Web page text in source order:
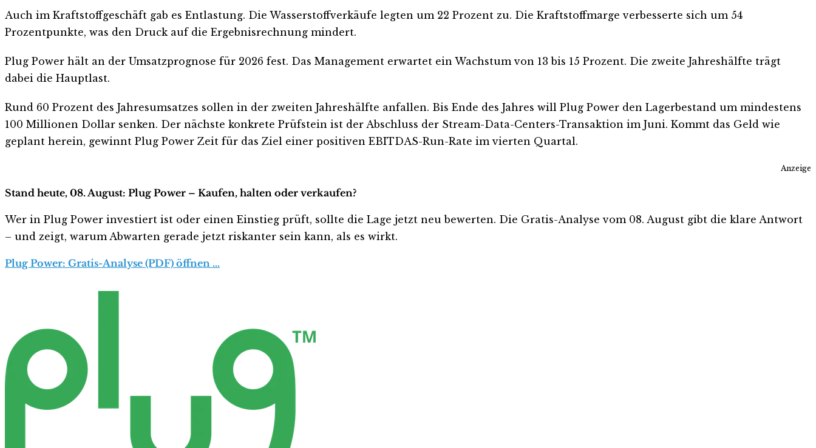
Auch im Kraftstoffgeschäft gab es Entlastung. Die Wasserstoffverkäufe legten um 22 Prozent zu. Die Kraftstoffmarge verbesserte sich um 54
Prozentpunkte, was den Druck auf die Ergebnisrechnung mindert.
Plug Power hält an der Umsatzprognose für 2026 fest. Das Management erwartet ein Wachstum von 13 bis 15 Prozent. Die zweite Jahreshälfte trägt
dabei die Hauptlast.
Rund 60 Prozent des Jahresumsatzes sollen in der zweiten Jahreshälfte anfallen. Bis Ende des Jahres will Plug Power den Lagerbestand um mindestens
100 Millionen Dollar senken. Der nächste konkrete Prüfstein ist der Abschluss der Stream-Data-Centers-Transaktion im Juni. Kommt das Geld wie
geplant herein, gewinnt Plug Power Zeit für das Ziel einer positiven EBITDAS-Run-Rate im vierten Quartal.
Anzeige
Stand heute, 08. August: Plug Power – Kaufen, halten oder verkaufen?
Wer in Plug Power investiert ist oder einen Einstieg prüft, sollte die Lage jetzt neu bewerten. Die Gratis-Analyse vom 08. August gibt die klare Antwort
– und zeigt, warum Abwarten gerade jetzt riskanter sein kann, als es wirkt.
Plug Power: Gratis-Analyse (PDF) öffnen …